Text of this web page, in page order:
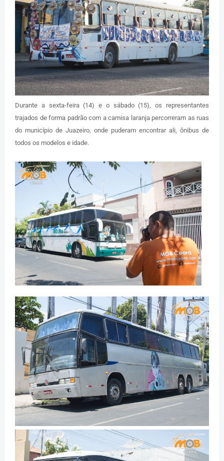
Durante a sexta-feira (14) e o sábado (15), os representantes
trajados de forma padrão com a camisa laranja percorreram as ruas
do município de Juazeiro, onde puderam encontrar ali, ônibus de
todos os modelos e idade.